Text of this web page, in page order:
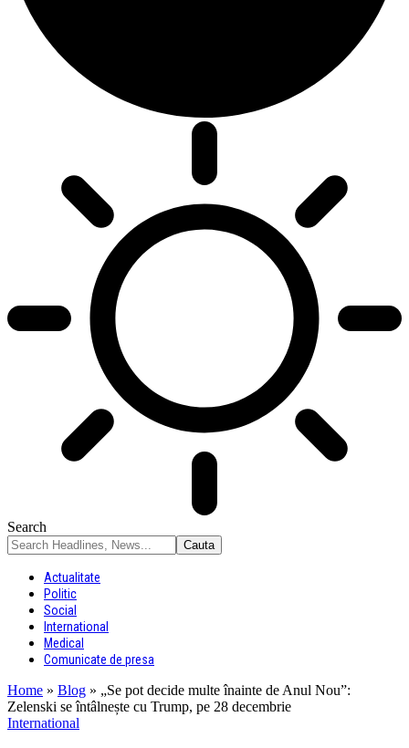
Search
Actualitate
Politic
Social
International
Medical
Comunicate de presa
Home » Blog » „Se pot decide multe înainte de Anul Nou”:
Zelenski se întâlnește cu Trump, pe 28 decembrie
International